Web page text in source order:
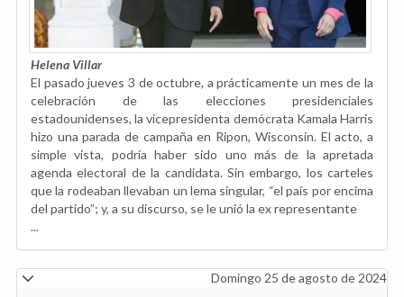
Helena Villar
El pasado jueves 3 de octubre, a prácticamente un mes de la
celebración de las elecciones presidenciales
estadounidenses, la vicepresidenta demócrata Kamala Harris
hizo una parada de campaña en Ripon, Wisconsin. El acto, a
simple vista, podría haber sido uno más de la apretada
agenda electoral de la candidata. Sin embargo, los carteles
que la rodeaban llevaban un lema singular, “el país por encima
del partido”; y, a su discurso, se le unió la ex representante
...
Domingo 25 de agosto de 2024